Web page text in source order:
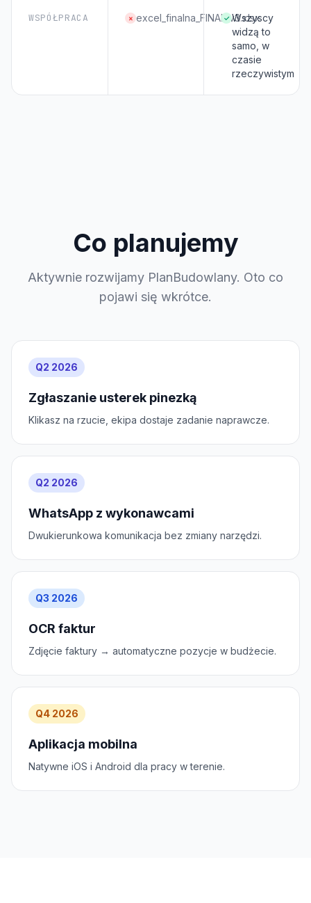
WSPÓŁPRACA × excel_finalna_FINAL_v3.xlsx
✓ Wszyscy
widzą to
samo, w
czasie
rzeczywistym
Co planujemy
Aktywnie rozwijamy PlanBudowlany. Oto co
pojawi się wkrótce.
Q2 2026
Zgłaszanie usterek pinezką
Klikasz na rzucie, ekipa dostaje zadanie naprawcze.
Q2 2026
WhatsApp z wykonawcami
Dwukierunkowa komunikacja bez zmiany narzędzi.
Q3 2026
OCR faktur
Zdjęcie faktury → automatyczne pozycje w budżecie.
Q4 2026
Aplikacja mobilna
Natywne iOS i Android dla pracy w terenie.